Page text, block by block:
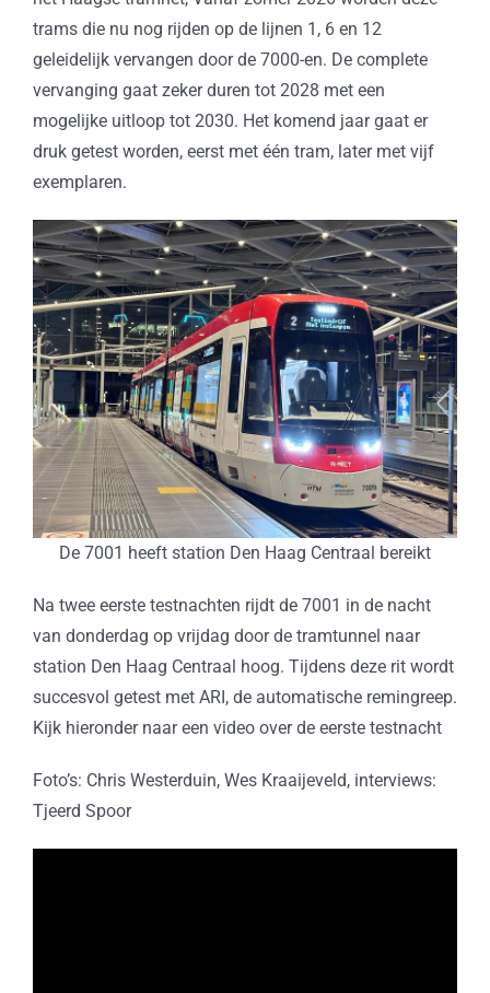
trams die nu nog rijden op de lijnen 1, 6 en 12
geleidelijk vervangen door de 7000-en. De complete
vervanging gaat zeker duren tot 2028 met een
mogelijke uitloop tot 2030. Het komend jaar gaat er
druk getest worden, eerst met één tram, later met vijf
exemplaren.
De 7001 heeft station Den Haag Centraal bereikt
Na twee eerste testnachten rijdt de 7001 in de nacht
van donderdag op vrijdag door de tramtunnel naar
station Den Haag Centraal hoog. Tijdens deze rit wordt
succesvol getest met ARI, de automatische remingreep.
Kijk hieronder naar een video over de eerste testnacht
Foto’s: Chris Westerduin, Wes Kraaijeveld, interviews:
Tjeerd Spoor